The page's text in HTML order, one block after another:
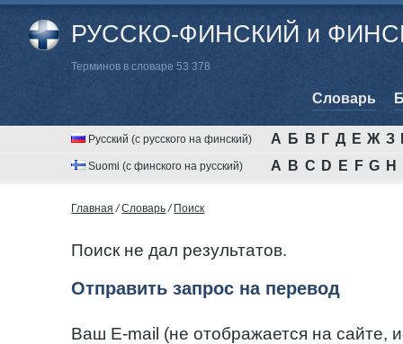
РУССКО-ФИНСКИЙ и
Терминов в словаре 53 378
Cловарь
Русский (с русского на финский) А Б В Г Д Е Ж З
Suomi (с финского на русский) A B C D E F G H
Главная / Cловарь / Поиск
Поиск не дал результатов.
Отправить запрос на перевод
Ваш E-mail (не отображается на сайте,